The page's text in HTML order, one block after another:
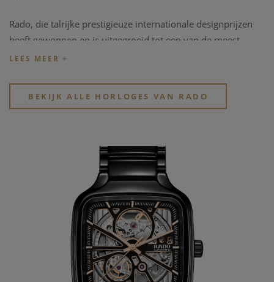
Rado, die talrijke prestigieuze internationale designprijzen
heeft gewonnen en is uitgegroeid tot een van de meest
innovatieve horlogemakers ter wereld, is altijd een pionier
verleggen van de grenzen van innovatie.
http://www.Rado.com
. Bekijk snel de verschillende bijzondere
kwalitatieve horloge merken
webshop of in de winkel.
BEKIJK ALLE HORLOGES VAN RADO